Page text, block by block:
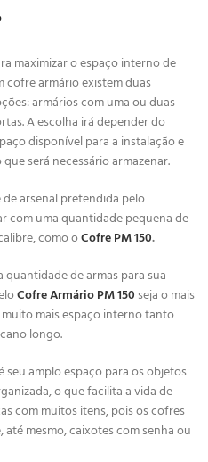
maximizar o espaço interno de
cofre armário existem duas
armários com uma ou duas
A escolha irá depender do
disponível para a instalação e
que será necessário armazenar.
arsenal pretendida pelo
com uma quantidade pequena de
como oCofre PM 150.
de armas para sua
Cofre Armário PM 150 seja o mais
mais espaço interno tanto
longo.
seu amplo espaço para os objetos
o que facilita a vida de
com muitos itens, pois os cofres
mesmo, caixotes com senha ou